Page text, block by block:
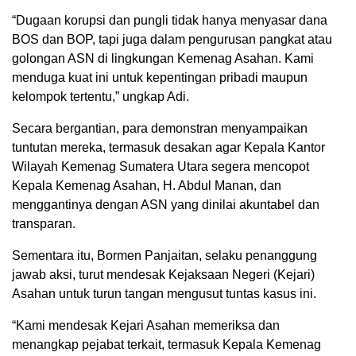
“Dugaan korupsi dan pungli tidak hanya menyasar dana
BOS dan BOP, tapi juga dalam pengurusan pangkat atau
golongan ASN di lingkungan Kemenag Asahan. Kami
menduga kuat ini untuk kepentingan pribadi maupun
kelompok tertentu,” ungkap Adi.
Secara bergantian, para demonstran menyampaikan
tuntutan mereka, termasuk desakan agar Kepala Kantor
Wilayah Kemenag Sumatera Utara segera mencopot
Kepala Kemenag Asahan, H. Abdul Manan, dan
menggantinya dengan ASN yang dinilai akuntabel dan
transparan.
Sementara itu, Bormen Panjaitan, selaku penanggung
jawab aksi, turut mendesak Kejaksaan Negeri (Kejari)
Asahan untuk turun tangan mengusut tuntas kasus ini.
“Kami mendesak Kejari Asahan memeriksa dan
menangkap pejabat terkait, termasuk Kepala Kemenag